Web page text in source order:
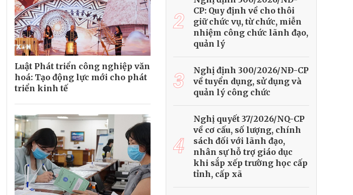
Luật Phát triển công nghiệp văn
hoá: Tạo động lực mới cho phát
triển kinh tế
2
CP: Quy định về cho thôi
giữ chức vụ, từ chức, miễn
nhiệm công chức lãnh đạo,
quản lý
3
Nghị định 300/2026/NĐ-CP
về tuyển dụng, sử dụng và
quản lý công chức
4
Nghị quyết 37/2026/NQ-CP
về cơ cấu, số lượng, chính
sách đối với lãnh đạo,
nhân sự hỗ trợ giáo dục
khi sắp xếp trường học cấp
tỉnh, cấp xã